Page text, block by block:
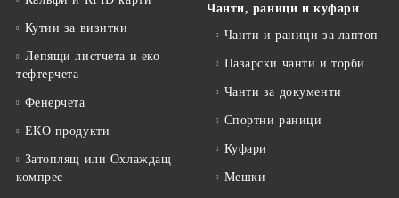
Кутии за визитки
Лепящи листчета и еко
тефтeрчета
Фенерчета
ЕКО продукти
Затоплящ или Охлаждащ
компрес
Чанти, раници и куфари
Чанти и раници за лаптоп
Пазарски чанти и торби
Чанти за документи
Спортни раници
Куфари
Мешки